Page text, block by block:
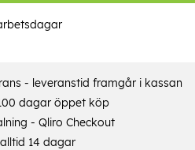
- leveranstid framgår i kassan
dagar öppet köp
- Qliro Checkout
14 dagar